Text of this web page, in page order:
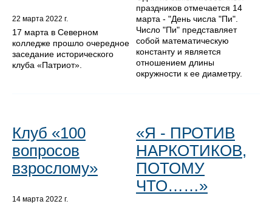
22 марта 2022 г.
17 марта в Северном
колледже прошло очередное
заседание исторического
клуба «Патриот».
праздников отмечается 14
марта - "День числа "Пи".
Число "Пи" представляет
собой математическую
константу и является
отношением длины
окружности к ее диаметру.
Клуб «100
вопросов
взрослому»
14 марта 2022 г.
«Я - ПРОТИВ
НАРКОТИКОВ,
ПОТОМУ
ЧТО……»